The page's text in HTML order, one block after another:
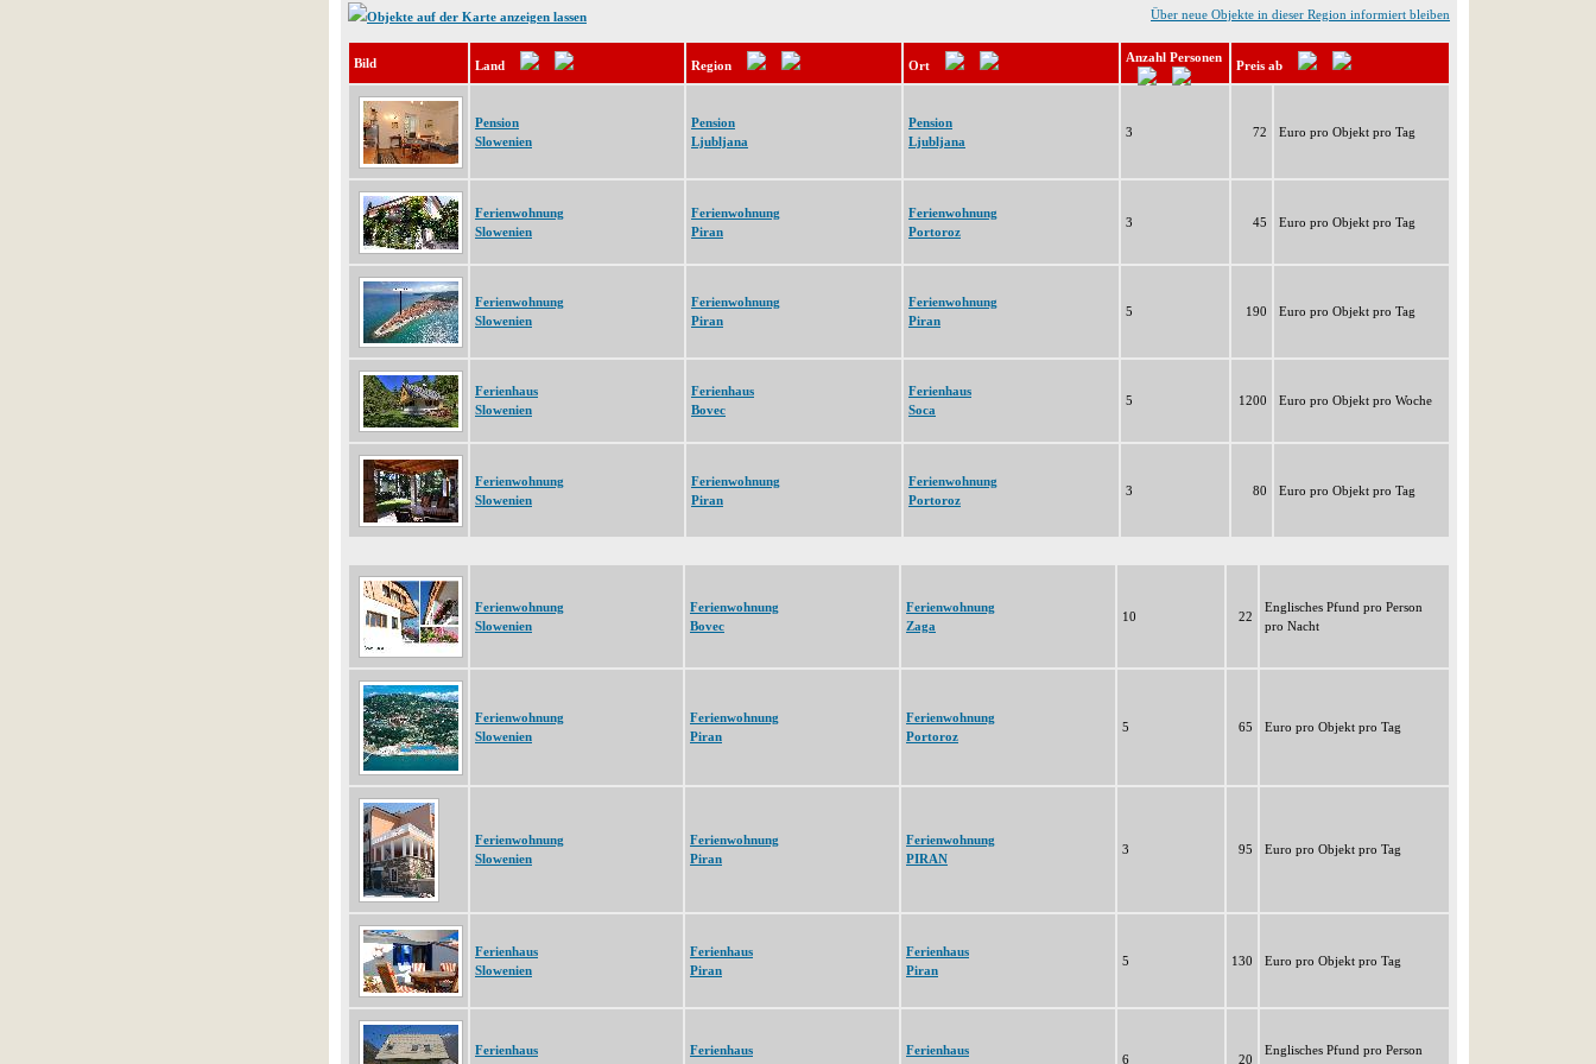
Objekte auf der Karte anzeigen lassen Über neue Objekte in dieser Region informiert bleiben
Bild Land Region Ort
Anzahl Personen
Preis ab
Pension
Slowenien
Pension
Ljubljana
Pension
Ljubljana
3 72 Euro pro Objekt pro Tag
Ferienwohnung
Slowenien
Ferienwohnung
Piran
Ferienwohnung
Portoroz
3 45 Euro pro Objekt pro Tag
Ferienwohnung
Slowenien
Ferienwohnung
Piran
Ferienwohnung
Piran
5 190 Euro pro Objekt pro Tag
Ferienhaus
Slowenien
Ferienhaus
Bovec
Ferienhaus
Soca
5 1200 Euro pro Objekt pro Woche
Ferienwohnung
Slowenien
Ferienwohnung
Piran
Ferienwohnung
Portoroz
3 80 Euro pro Objekt pro Tag
Ferienwohnung
Slowenien
Ferienwohnung
Bovec
Ferienwohnung
Zaga
10 22
Englisches Pfund pro Person
pro Nacht
Ferienwohnung
Slowenien
Ferienwohnung
Piran
Ferienwohnung
Portoroz
5 65 Euro pro Objekt pro Tag
Ferienwohnung
Slowenien
Ferienwohnung
Piran
Ferienwohnung
PIRAN
3 95 Euro pro Objekt pro Tag
Ferienhaus
Slowenien
Ferienhaus
Piran
Ferienhaus
Piran
5 130 Euro pro Objekt pro Tag
Ferienhaus
Ferienhaus
Ferienhaus
6 20
Englisches Pfund pro Person